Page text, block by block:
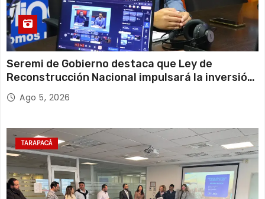
Seremi de Gobierno destaca que Ley de
Reconstrucción Nacional impulsará la inversión
y el empleo en Tarapacá
Ago 5, 2026
TARAPACÁ